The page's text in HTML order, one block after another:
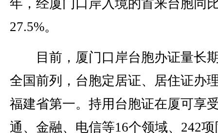
年，经厦门口岸入境的首来台胞同
27.5%。
目前，厦门口岸台胞办证量长
全国前列，台胞定居证、居住证办
福建省第一。持用台胞证在厦可享
通、金融、电信等16个领域、242